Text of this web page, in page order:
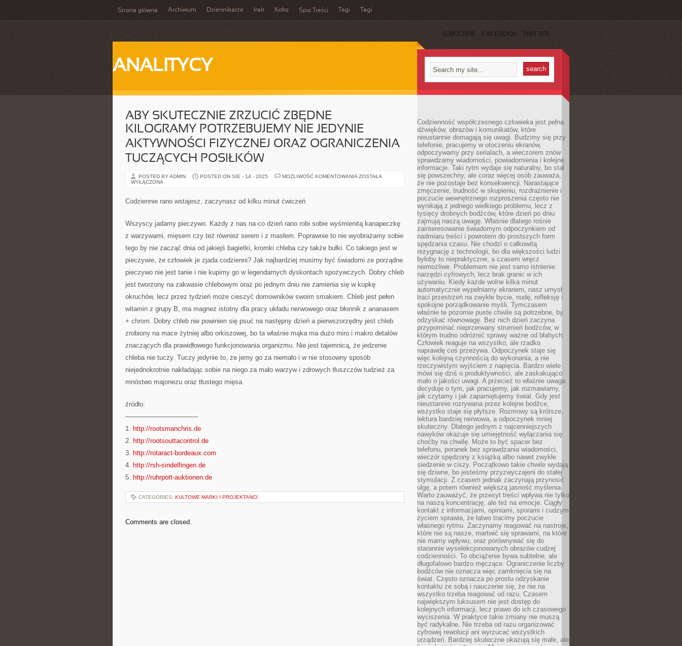
Strona główna Archiwum Dziennikarze Irak Koks Spis Treści Tagi Tagi
SUBSCRIBE FACEBOOK TWITTER
ANALITYCY
ABY SKUTECZNIE ZRZUCIĆ ZBĘDNE
KILOGRAMY POTRZEBUJEMY NIE JEDYNIE
AKTYWNOŚCI FIZYCZNEJ ORAZ OGRANICZENIA
TUCZĄCYCH POSIŁKÓW
POSTED BY ADMIN POSTED ON SIE - 14 - 2025 MOŻLIWOŚĆ KOMENTOWANIA ABY
AKTYWNOŚCI
FIZYCZNEJ
OGRANICZENIA
POSIŁKÓW
ZOSTAŁA
WYŁĄCZONA
Codziennie rano wstajesz, zaczynasz od kilku minut ćwiczeń
Wszyscy jadamy pieczywo. Każdy z nas na co dzień rano robi sobie wyśmienitą kanapeczkę
z warzywami, mięsem czy też również serem i z masłem. Poprawnie to nie wyobrażamy sobie
tego by nie zacząć dnia od jakiejś bagietki, kromki chleba czy także bułki. Co takiego jest w
pieczywie, że człowiek je zjada codzienni? Jak najbardziej musimy być świadomi ze porządne
pieczywo nie jest tanie i nie kupimy go w legendarnych dyskontach spożywczych. Dobry chleb
jest tworzony na zakwasie chlebowym oraz po jednym dniu nie zamienia się w kupkę
okruchów, lecz przez tydzień może cieszyć domowników swoim smakiem. Chleb jest pełen
witamin z grupy B, ma magnez istotny dla pracy układu nerwowego oraz błonnik z ananasem
+ chrom. Dobry chleb nie powinien się psuć na następny dzień a pierwszorzędny jest chleb
zrobiony na mace żytniej albo orkiszowej, bo ta właśnie mąka ma dużo miro i makro detalów
znaczących dla prawidłowego funkcjonowania organizmu. Nie jest tajemnicą, że jedzenie
chleba nie tuczy. Tuczy jedynie to, że jemy go za niemało i w nie stosowny sposób
niejednokrotnie nakładając sobie na niego za mało warzyw i zdrowych tłuszczów tudzież za
mnóstwo majonezu oraz tłustego mięsa.
źródło:
———————————
1. http://rootsmanchris.de
2. http://rootsouttacontrol.de
3. http://rotaract-bordeaux.com
4. http://rsh-sindelfingen.de
5. http://ruhrpott-auktionen.de
CATEGORIES: KULTOWE MARKI I PROJEKTANCI
Comments are closed.
Codzienność współczesnego człowieka jest pełna
dźwięków, obrazów i komunikatów, które
nieustannie domagają się uwagi. Budzimy się przy
telefonie, pracujemy w otoczeniu ekranów,
odpoczywamy przy serialach, a wieczorem znów
sprawdzamy wiadomości, powiadomienia i kolejne
informacje. Taki rytm wydaje się naturalny, bo stał
się powszechny, ale coraz więcej osób zauważa,
że nie pozostaje bez konsekwencji. Narastające
zmęczenie, trudność w skupieniu, rozdrażnienie i
poczucie wewnętrznego rozproszenia często nie
wynikają z jednego wielkiego problemu, lecz z
tysięcy drobnych bodźców, które dzień po dniu
zajmują naszą uwagę. Właśnie dlatego rośnie
zainteresowanie świadomym odpoczynkiem od
nadmiaru treści i powrotem do prostszych form
spędzania czasu. Nie chodzi o całkowitą
rezygnację z technologii, bo dla większości ludzi
byłoby to niepraktyczne, a czasem wręcz
niemożliwe. Problemem nie jest samo istnienie
narzędzi cyfrowych, lecz brak granic w ich
używaniu. Kiedy każde wolne kilka minut
automatycznie wypełniamy ekranem, nasz umysł
traci przestrzeń na zwykłe bycie, nudę, refleksję i
spokojne porządkowanie myśli. Tymczasem
właśnie te pozornie puste chwile są potrzebne, by
odzyskać równowagę. Bez nich dzień zaczyna
przypominać nieprzerwany strumień bodźców, w
którym trudno odróżnić sprawy ważne od błahych.
Człowiek reaguje na wszystko, ale rzadko
naprawdę coś przeżywa. Odpoczynek staje się
więc kolejną czynnością do wykonania, a nie
rzeczywistym wyjściem z napięcia. Bardzo wiele
mówi się dziś o produktywności, ale zaskakująco
mało o jakości uwagi. A przecież to właśnie uwaga
decyduje o tym, jak pracujemy, jak rozmawiamy,
jak czytamy i jak zapamiętujemy świat. Gdy jest
nieustannie rozrywana przez kolejne bodźce,
wszystko staje się płytsze. Rozmowy są krótsze,
lektura bardziej nerwowa, a odpoczynek mniej
skuteczny. Dlatego jednym z najcenniejszych
nawyków okazuje się umiejętność wyłączania się
choćby na chwilę. Może to być spacer bez
telefonu, poranek bez sprawdzania wiadomości,
wieczór spędzony z książką albo nawet zwykłe
siedzenie w ciszy. Początkowo takie chwile wydają
się dziwne, bo jesteśmy przyzwyczajeni do stałej
stymulacji. Z czasem jednak zaczynają przynosić
ulgę, a potem również większą jasność myślenia.
Warto zauważyć, że przesyt treści wpływa nie tylko
na naszą koncentrację, ale też na emocje. Ciągły
kontakt z informacjami, opiniami, sporami i cudzym
życiem sprawia, że łatwo tracimy poczucie
własnego rytmu. Zaczynamy reagować na nastroje,
które nie są nasze, martwić się sprawami, na które
nie mamy wpływu, oraz porównywać się do
starannie wyselekcjonowanych obrazów cudzej
codzienności. To obciążenie bywa subtelne, ale
długofalowo bardzo męczące. Ograniczenie liczby
bodźców nie oznacza więc zamknięcia się na
świat. Często oznacza po prostu odzyskanie
kontaktu ze sobą i nauczenie się, że nie na
wszystko trzeba reagować od razu. Czasem
największym luksusem nie jest dostęp do
kolejnych informacji, lecz prawo do ich czasowego
wyciszenia. W praktyce takie zmiany nie muszą
być radykalne. Nie trzeba od razu organizować
cyfrowej rewolucji ani wyrzucać wszystkich
urządzeń. Bardziej skuteczne okazują się małe, ale